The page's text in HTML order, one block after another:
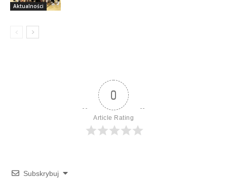
Aktualności
0
Article Rating
Subskrybuj